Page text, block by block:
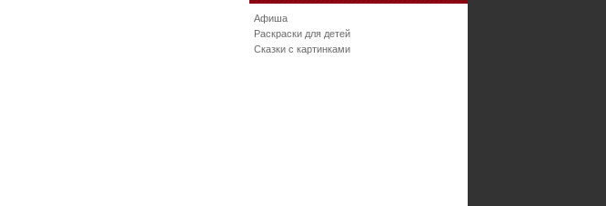
Афиша
Раскраски для детей
Сказки с картинками